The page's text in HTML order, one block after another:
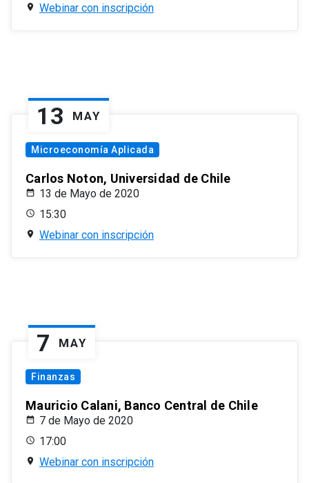
Webinar con inscripción
13 MAY
Microeconomía Aplicada
Carlos Noton, Universidad de Chile
13 de Mayo de 2020
15:30
Webinar con inscripción
7 MAY
Finanzas
Mauricio Calani, Banco Central de Chile
7 de Mayo de 2020
17:00
Webinar con inscripción